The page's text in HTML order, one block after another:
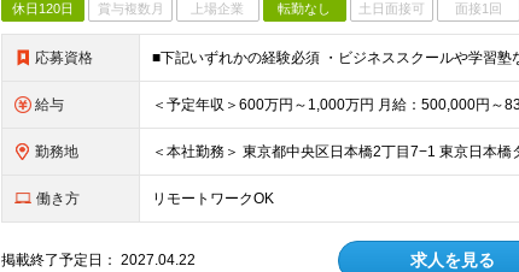
休日120日 賞与複数月 上場企業 転勤なし 土日面接可 面接1回
応募資格
給与
勤務地
働き方 リモートワークOK
掲載終了予定日：2027.04.22 求人を見る